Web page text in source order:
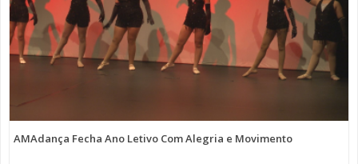
AMAdança Fecha Ano Letivo Com Alegria e Movimento